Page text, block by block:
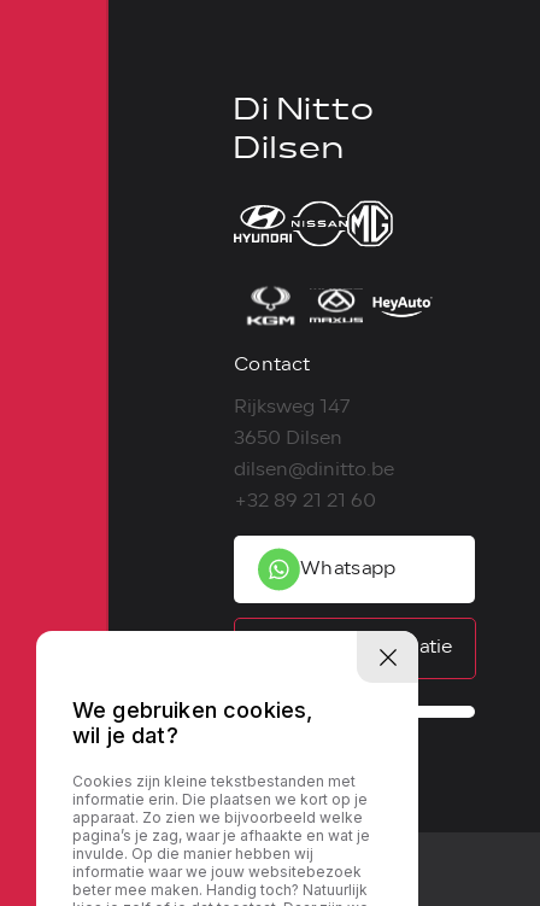
Di Nitto
Dilsen
Contact
Rijksweg 147
3650 Dilsen
dilsen@dinitto.be
+32 89 21 21 60
Whatsapp
Contactinformatie
We gebruiken cookies,
wil je dat?
Cookies zijn kleine tekstbestanden met
informatie erin. Die plaatsen we kort op je
apparaat. Zo zien we bijvoorbeeld welke
pagina’s je zag, waar je afhaakte en wat je
invulde. Op die manier hebben wij
informatie waar we jouw websitebezoek
beter mee maken. Handig toch? Natuurlijk